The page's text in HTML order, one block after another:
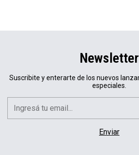
Newsletter
Suscribite y enterarte de los nuevos
especiales.